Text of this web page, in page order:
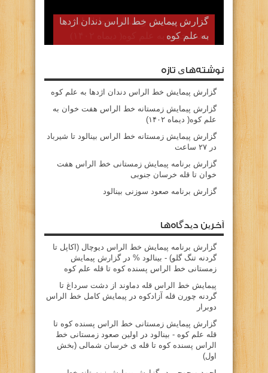
گزارش پیمایش زمستانه خط الراس
هفت خوان به علم کوه( دیماه ۱۴۰۲)
نوشته‌های تازه
گزارش پیمایش خط الراس دندان اژدها به علم کوه
گزارش پیمایش زمستانه خط الراس هفت خوان به
علم کوه( دیماه ۱۴۰۲)
گزارش پیمایش زمستانه خط الراس بینالود تا شیرباد
در ۲۷ ساعت
گزارش برنامه پیمایش زمستانی خط الراس هفت
خوان تا قله خرسان جنوبی
گزارش برنامه صعود سوزنی بینالود
آخرین دیدگاه‌ها
گزارش برنامه پيمايش خط الراس ديوچال (اكاپل تا
گردنه تنگ گلو) - بينالود % درگزارش پیمایش
زمستانی خط الراس پسنده کوه تا قله علم کوه
پيمايش خط الراس قله دماوند از دشت سرداغ تا
گردنه چورن قله آزادكوه در پیمایش کامل خط الراس
دوبرار
گزارش پیمایش زمستانی خط الراس پسنده کوه تا
قله علم کوه - بينالود در
اولین صعود زمستانی خط
الراس پسنده کوه تا قله ی خرسان شمالی (بخش
اول)